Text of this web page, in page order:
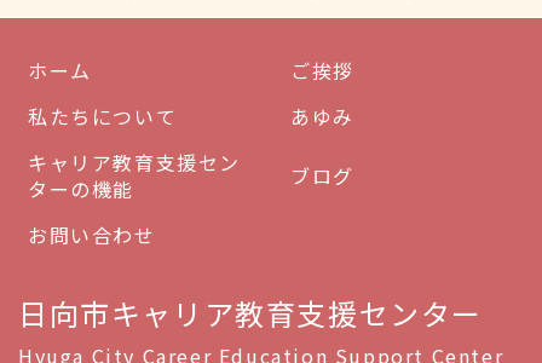
ホーム
ご挨拶
私たちについて
あゆみ
キャリア教育支援セン
ターの機能
ブログ
お問い合わせ
日向市キャリア教育支援センター
Hyuga City Career Education Support Center